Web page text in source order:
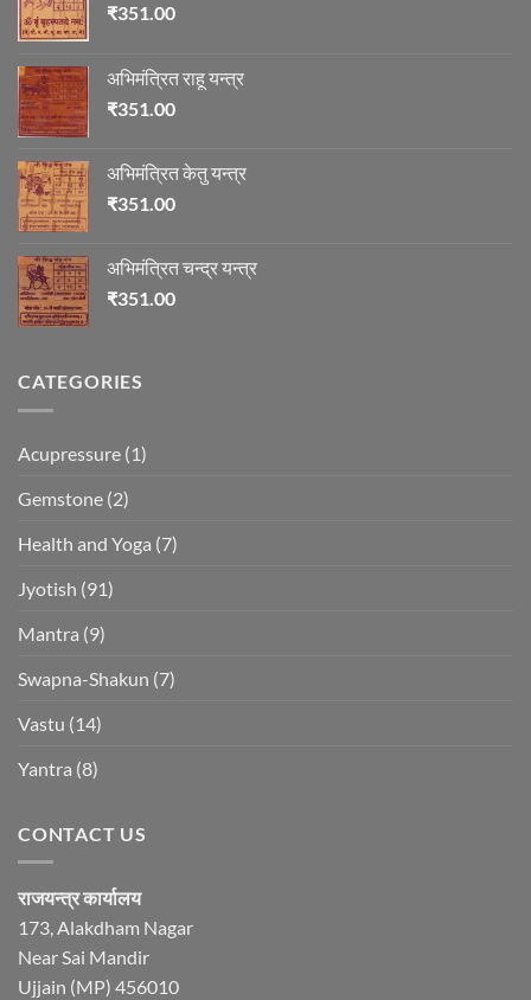
₹351.00
अभिमंत्रित राहू यन्त्र
₹351.00
अभिमंत्रित केतु यन्त्र
₹351.00
अभिमंत्रित चन्द्र यन्त्र
₹351.00
CATEGORIES
Acupressure (1)
Gemstone (2)
Health and Yoga (7)
Jyotish (91)
Mantra (9)
Swapna-Shakun (7)
Vastu (14)
Yantra (8)
CONTACT US
राजयन्त्र कार्यालय
173, Alakdham Nagar
Near Sai Mandir
Ujjain (MP) 456010